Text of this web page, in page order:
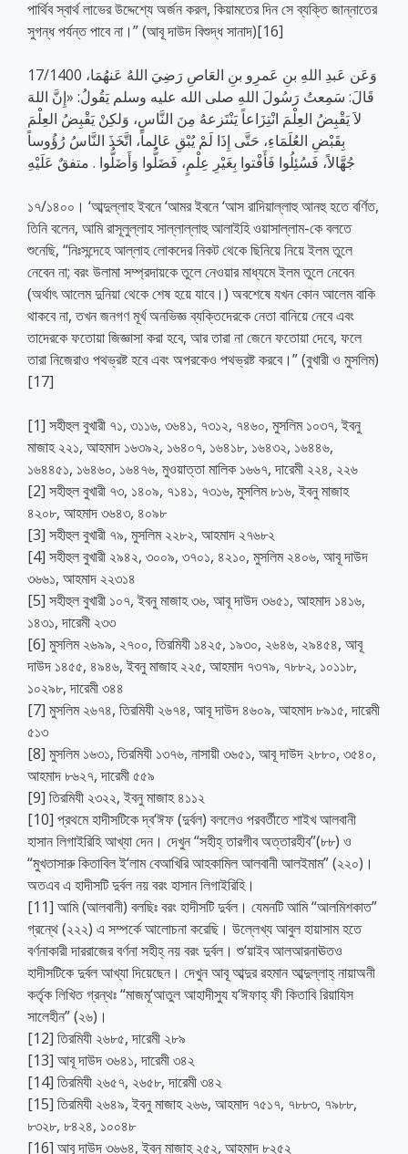
পার্থিব স্বার্থ লাভের উদ্দেশ্যে অর্জন করল, কিয়ামতের দিন সে ব্যক্তি জান্নাতের
সুগন্ধ পর্যন্ত পাবে না।” (আবূ দাউদ বিশুদ্ধ সানাদ)[16]
17/1400 وَعَن عَبدِ اللهِ بنِ عَمرِو بنِ العَاصِ رَضِيَ اللهُ عَنهُمَا،
قَالَ: سَمِعتُ رَسُولَ اللهِ صلى الله عليه وسلم يَقُولُ: «إِنَّ اللهَ
لاَ يَقْبِضُ العِلْمَ انْتِزَاعاً يَنْتَزعهُ مِنَ النَّاسِ، وَلكِنْ يَقْبِضُ العِلْمَ
بِقَبْضِ العُلَمَاءِ، حَتَّى إِذَا لَمْ يُبْقِ عَالِماً، اتَّخَذَ النَّاسُ رُؤُوساً
جُهَّالاً، فَسُئِلُوا فَأَفْتوا بِغَيْرِ عِلْمٍ، فَضَلُّوا وَأَضَلُّوا . متفقٌ عَلَيْهِ
১৭/১৪০০। ‘আব্দুল্লাহ ইবনে ‘আমর ইবনে ‘আস রাদিয়াল্লাহু আনহু হতে বর্ণিত,
তিনি বলেন, আমি রাসূলুল্লাহ সাল্লাল্লাহু আলাইহি ওয়াসাল্লাম-কে বলতে
শুনেছি, “নিঃসন্দেহে আল্লাহ লোকদের নিকট থেকে ছিনিয়ে নিয়ে ইলম তুলে
নেবেন না; বরং উলামা সম্প্রদায়কে তুলে নেওয়ার মাধ্যমে ইলম তুলে নেবেন
(অর্থাৎ আলেম দুনিয়া থেকে শেষ হয়ে যাবে।) অবশেষে যখন কোন আলেম বাকি
থাকবে না, তখন জনগণ মূর্খ অনভিজ্ঞ ব্যক্তিদেরকে নেতা বানিয়ে নেবে এবং
তাদেরকে ফতোয়া জিজ্ঞাসা করা হবে, আর তারা না জেনে ফতোয়া দেবে, ফলে
তারা নিজেরাও পথভ্রষ্ট হবে এবং অপরকেও পথভ্রষ্ট করবে।” (বুখারী ও মুসলিম)
[17]
[1] সহীহুল বুখারী ৭১, ৩১১৬, ৩৬৪১, ৭৩১২, ৭৪৬০, মুসলিম ১০৩৭, ইবনু
মাজাহ ২২১, আহমাদ ১৬৩৯২, ১৬৪০৭, ১৬৪১৮, ১৬৪৩২, ১৬৪৪৬,
১৬৪৪৫১, ১৬৪৬০, ১৬৪৭৬, মুওয়াত্তা মালিক ১৬৬৭, দারেমী ২২৪, ২২৬
[2] সহীহুল বুখারী ৭৩, ১৪০৯, ৭১৪১, ৭৩১৬, মুসলিম ৮১৬, ইবনু মাজাহ
৪২০৮, আহমাদ ৩৬৪৩, ৪০৯৮
[3] সহীহুল বুখারী ৭৯, মুসলিম ২২৮২, আহমাদ ২৭৬৮২
[4] সহীহুল বুখারী ২৯৪২, ৩০০৯, ৩৭০১, ৪২১০, মুসলিম ২৪০৬, আবূ দাউদ
৩৬৬১, আহমাদ ২২৩১৪
[5] সহীহুল বুখারী ১০৭, ইবনু মাজাহ ৩৬, আবূ দাউদ ৩৬৫১, আহমাদ ১৪১৬,
১৪৩১, দারেমী ২৩৩
[6] মুসলিম ২৬৯৯, ২৭০০, তিরমিযী ১৪২৫, ১৯৩০, ২৬৪৬, ২৯৪৫৪, আবূ
দাউদ ১৪৫৫, ৪৯৪৬, ইবনু মাজাহ ২২৫, আহমাদ ৭৩৭৯, ৭৮৮২, ১০১১৮,
১০২৯৮, দারেমী ৩৪৪
[7] মুসলিম ২৬৭৪, তিরমিযী ২৬৭৪, আবূ দাউদ ৪৬০৯, আহমাদ ৮৯১৫, দারেমী
৫১৩
[8] মুসলিম ১৬৩১, তিরমিযী ১৩৭৬, নাসায়ী ৩৬৫১, আবূ দাউদ ২৮৮০, ৩৫৪০,
আহমাদ ৮৬২৭, দারেমী ৫৫৯
[9] তিরমিযী ২৩২২, ইবনু মাজাহ ৪১১২
[10] প্রথমে হাদীসটিকে দ্ব‘ঈফ (দুর্বল) বললেও পরবর্তীতে শাইখ আলবানী
হাসান লিগাইরিহি আখ্যা দেন। দেখুন “সহীহ্ তারগীব অত্তারহীব”(৮৮) ও
“মুখতাসারু কিতাবিল ই‘লাম বেআখিরি আহকামিল আলবানী আলইমাম” (২২০)।
অতএব এ হাদীসটি দুর্বল নয় বরং হাসান লিগাইরিহি।
[11] আমি (আলবানী) বলছিঃ বরং হাদীসটি দুর্বল। যেমনটি আমি “আলমিশকাত”
গ্রন্থে (২২২) এ সম্পর্কে আলোচনা করেছি। উল্লেখ্য আবুল হায়াসাম হতে
বর্ণনাকারী দাররাজের বর্ণনা সহীহ্ নয় বরং দুর্বল। শু‘য়াইব আলআরনাঊতও
হাদীসটিকে দুর্বল আখ্যা দিয়েছেন। দেখুন আবূ আব্দুর রহমান আব্দুল্লাহ্ নায়াঅনী
কর্তৃক লিখিত গ্রন্থঃ “মাজমূ‘আতুল আহাদীসুয য‘ঈফাহ্ ফী কিতাবি রিয়াযিস
সালেহীন” (২৬)।
[12] তিরমিযী ২৬৮৫, দারেমী ২৮৯
[13] আবূ দাউদ ৩৬৪১, দারেমী ৩৪২
[14] তিরমিযী ২৬৫৭, ২৬৫৮, দারেমী ৩৪২
[15] তিরমিযী ২৬৪৯, ইবনু মাজাহ ২৬৬, আহমাদ ৭৫১৭, ৭৮৮৩, ৭৯৮৮,
৮৩২৮, ৮৪২৪, ১০০৪৮
[16] আবূ দাউদ ৩৬৬৪, ইবনু মাজাহ ২৫২, আহমাদ ৮২৫২